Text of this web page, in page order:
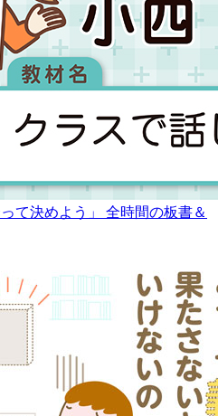
て決めよう」 全時間の板書＆